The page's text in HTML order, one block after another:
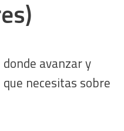
avanzar y
necesitas sobre